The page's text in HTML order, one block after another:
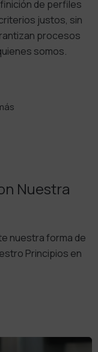
de perfiles
justos, sin
procesos
somos.
Nuestra
nuestra forma de
Principios en